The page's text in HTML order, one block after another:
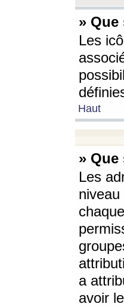
»
Les
Haut
»
Les
a
avoir